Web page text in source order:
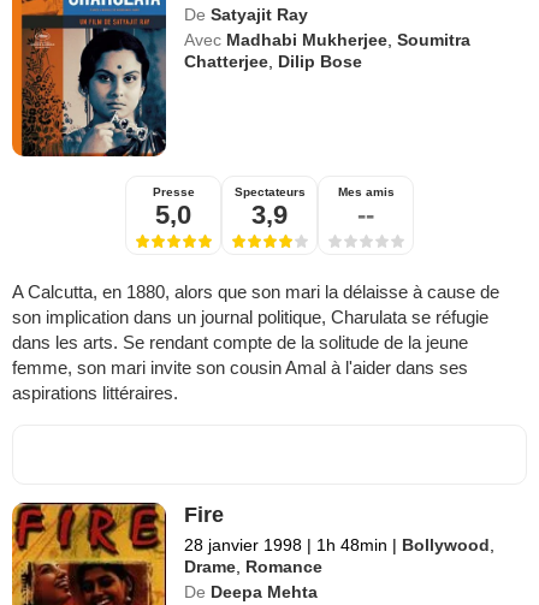
De Satyajit Ray
Avec Madhabi Mukherjee ,Soumitra
Chatterjee Dilip Bose
Presse
5,0
Spectateurs
3,9
Mes amis
--
A Calcutta, en 1880, alors que son mari la délaisse à cause de
son implication dans un journal politique, Charulata se réfugie
dans les arts. Se rendant compte de la solitude de la jeune
femme, son mari invite son cousin Amal à l'aider dans ses
aspirations littéraires.
Fire
28 janvier 1998 | 1h 48min | Bollywood
Drame Romance
De Deepa Mehta